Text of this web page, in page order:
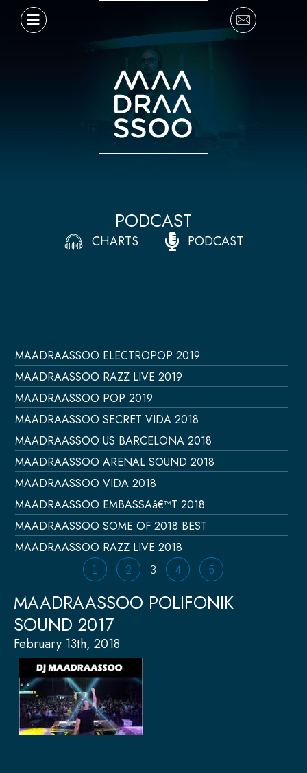
PODCAST
CHARTS PODCAST
MAADRAASSOO ELECTROPOP 2019
MAADRAASSOO RAZZ LIVE 2019
MAADRAASSOO POP 2019
MAADRAASSOO SECRET VIDA 2018
MAADRAASSOO US BARCELONA 2018
MAADRAASSOO ARENAL SOUND 2018
MAADRAASSOO VIDA 2018
MAADRAASSOO EMBASSAâ€™T 2018
MAADRAASSOO SOME OF 2018 BEST
MAADRAASSOO RAZZ LIVE 2018
Página
1
Página
2
Página
3
Página
4 5
MAADRAASSOO POLIFONIK
SOUND 2017
February 13th, 2018